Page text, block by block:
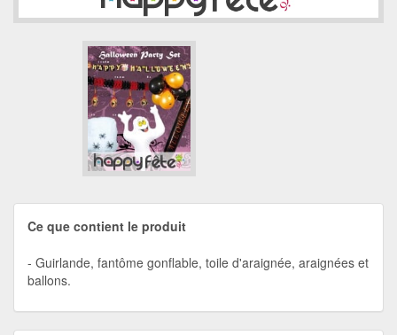
Ce que contient le produit
Guirlande, fantôme gonflable, toile d'araignée, araignées et
ballons.